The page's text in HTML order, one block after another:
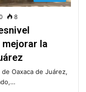
8
la
Oaxaca de Juárez,